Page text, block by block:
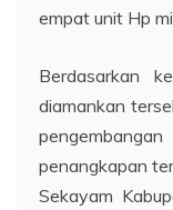
empat unit Hp
Berdasarkan
diamankan
penangkapan
Sekayam